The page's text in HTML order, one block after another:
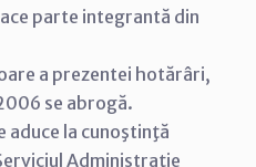
parte integrantă din
a prezentei hotărâri,
se abrogă.
la cunoştinţă
Administraţie